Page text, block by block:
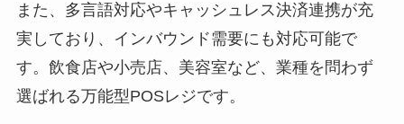
また、多言語対応やキャッシュレス決済連携が充
実しており、インバウンド需要にも対応可能で
す。飲食店や小売店、美容室など、業種を問わず
選ばれる万能型POSレジです。